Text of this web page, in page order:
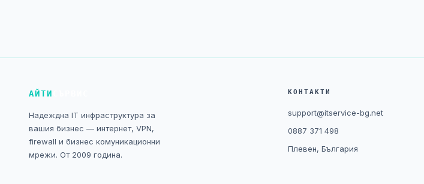
АЙТИ
Надеждна IT инфраструктура за
вашия бизнес — интернет, VPN,
firewall и бизнес комуникационни
мрежи. От 2009 година.
КОНТАКТИ
support@itservice-bg.net
0887 371 498
Плевен, България